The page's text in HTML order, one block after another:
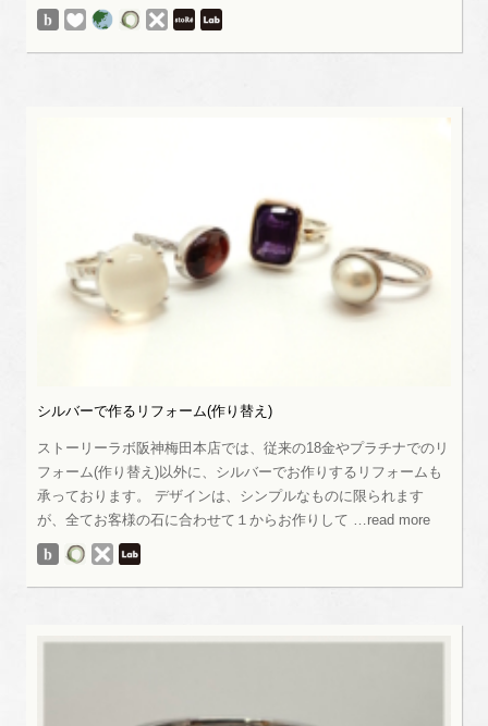
シルバーで作るリフォーム(作り替え)
ストーリーラボ阪神梅田本店では、従来の18金やプラチナでのリ
フォーム(作り替え)以外に、シルバーでお作りするリフォームも
承っております。 デザインは、シンプルなものに限られます
が、全てお客様の石に合わせて１からお作りして …read more